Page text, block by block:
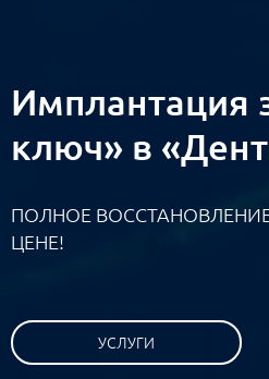
Имплантация
ключ» в
ПОЛНОЕ
ЦЕНЕ!
УСЛУГИ